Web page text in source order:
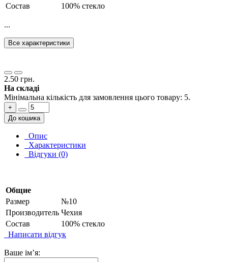
Состав
100% стекло
...
Все характеристики
2.50 грн.
На складі
Мінімальна кількість для замовлення цього товару: 5.
+
До кошика
Опис
Характеристики
Відгуки (0)
Общие
Размер
№10
Производитель Чехия
Состав
100% стекло
Написати відгук
Ваше ім’я: